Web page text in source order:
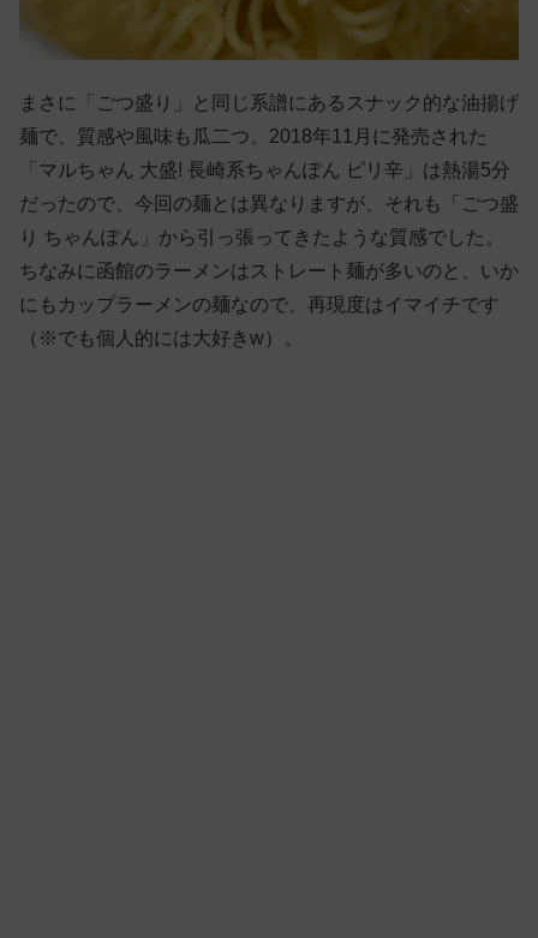
まさに「ごつ盛り」と同じ系譜にあるスナック的な油揚げ
麺で、質感や風味も瓜二つ。2018年11月に発売された
「マルちゃん 大盛! 長崎系ちゃんぽん ピリ辛」は熱湯5分
だったので、今回の麺とは異なりますが、それも「ごつ盛
り ちゃんぽん」から引っ張ってきたような質感でした。
ちなみに函館のラーメンはストレート麺が多いのと、いか
にもカップラーメンの麺なので、再現度はイマイチです
（※でも個人的には大好きw）。